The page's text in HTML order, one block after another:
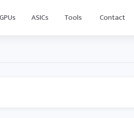
GPUs ASICs Tools Contact